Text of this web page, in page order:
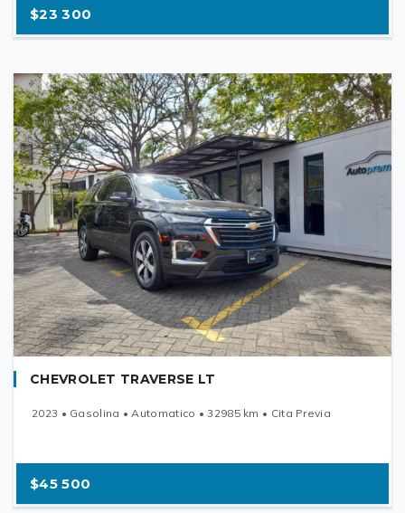
$23 300
CHEVROLET TRAVERSE LT
2023 • Gasolina • Automatico • 32985 km • Cita Previa
$45 500